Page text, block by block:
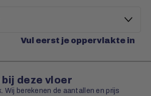
Vul eerst je oppervlakte in
deze vloer
Wij berekenen de aantallen en prijs